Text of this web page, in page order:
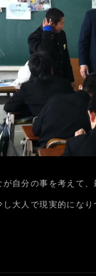
自分の事を考えて
大人で現実的にな